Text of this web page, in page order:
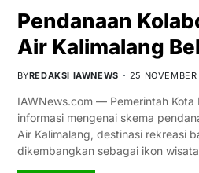
Pendanaan
Air Kalimalang
BYREDAKSI IAWNEWS 25
IAWNews.com — Pemerintah Kota
informasi mengenai skema
Air Kalimalang, destinasi rekreasi
dikembangkan sebagai ikon